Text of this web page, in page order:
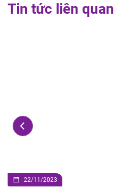
Tin tức liên quan
22/11/2023